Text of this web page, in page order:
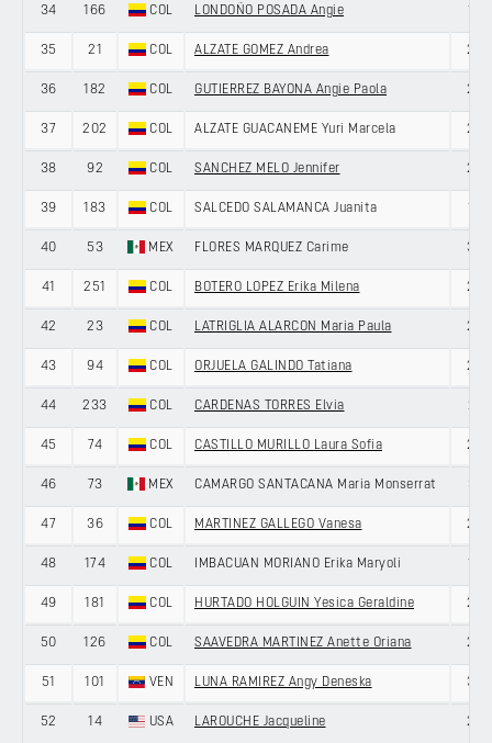
34 166 COL LONDOÑO POSADA Angie 18
35 21 COL ALZATE GOMEZ Andrea 27
36 182 COL GUTIERREZ BAYONA Angie Paola 22
37 202 COL ALZATE GUACANEME Yuri Marcela 29
38 92 COL SANCHEZ MELO Jennifer 20
39 183 COL SALCEDO SALAMANCA Juanita 19
40 53 MEX FLORES MARQUEZ Carime 33
41 251 COL BOTERO LOPEZ Erika Milena 23
42 23 COL LATRIGLIA ALARCON Maria Paula 24
43 94 COL ORJUELA GALINDO Tatiana 22
44 233 COL CARDENAS TORRES Elvia 21
45 74 COL CASTILLO MURILLO Laura Sofia 24
46 73 MEX CAMARGO SANTACANA Maria Monserrat 31
47 36 COL MARTINEZ GALLEGO Vanesa 27
48 174 COL IMBACUAN MORIANO Erika Maryoli 19
49 181 COL HURTADO HOLGUIN Yesica Geraldine 23
50 126 COL SAAVEDRA MARTINEZ Anette Oriana 20
51 101 VEN LUNA RAMIREZ Angy Deneska 30
52 14 USA LAROUCHE Jacqueline 29